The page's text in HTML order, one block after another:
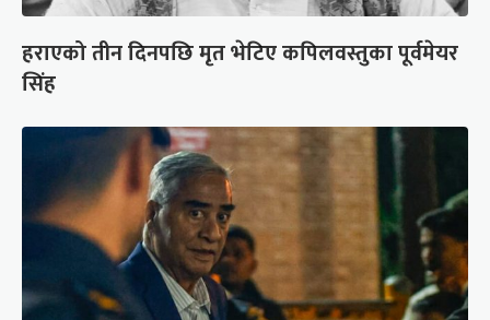
हराएको तीन दिनपछि मृत भेटिए कपिलवस्तुका पूर्वमेयर
सिंह